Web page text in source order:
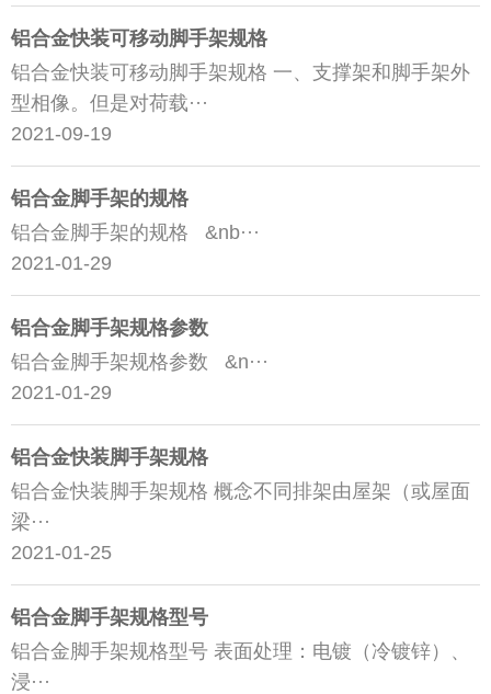
铝合金快装可移动脚手架规格
铝合金快装可移动脚手架规格 一、支撑架和脚手架外
型相像。但是对荷载···
2021-09-19
铝合金脚手架的规格
铝合金脚手架的规格 &nb···
2021-01-29
铝合金脚手架规格参数
铝合金脚手架规格参数 &n···
2021-01-29
铝合金快装脚手架规格
铝合金快装脚手架规格 概念不同排架由屋架（或屋面
梁···
2021-01-25
铝合金脚手架规格型号
铝合金脚手架规格型号 表面处理：电镀（冷镀锌）、
浸···